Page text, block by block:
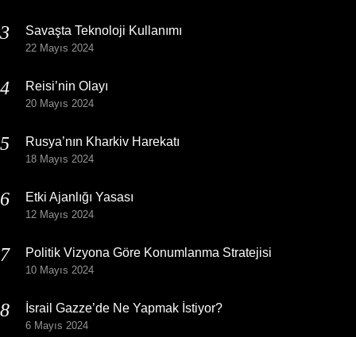
Savaşta Teknoloji Kullanımı
22 Mayıs 2024
Reisi’nin Olayı
20 Mayıs 2024
Rusya’nın Kharkiv Harekatı
18 Mayıs 2024
Etki Ajanlığı Yasası
12 Mayıs 2024
Politik Vizyona Göre Konumlanma Stratejisi
10 Mayıs 2024
İsrail Gazze’de Ne Yapmak İstiyor?
6 Mayıs 2024